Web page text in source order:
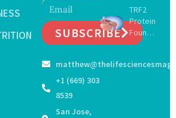
SUBSCRIBE
+1 (669) 303
8539
San Jose,
ak
Sickens
98
Across
States
Medical
Registe
r After
Botche
Operati
TRF2
Protein
Found
to Drive
Stem